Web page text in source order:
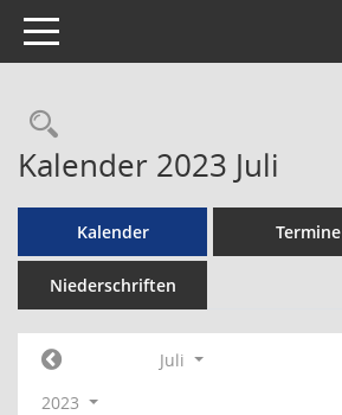
Toggle navigation
Rechercheauswahl
Kalender 2023 Juli
Kalender Termine
Niederschriften
Juli
2023